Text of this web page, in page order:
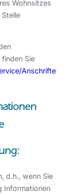
Wohnsitzes
Sie
Anschrifte
d.h., wenn Sie
Informationen